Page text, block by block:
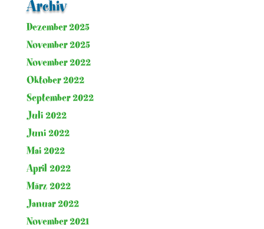
Archiv
Dezember 2025
November 2025
November 2022
Oktober 2022
September 2022
Juli 2022
Juni 2022
Mai 2022
April 2022
März 2022
Januar 2022
November 2021